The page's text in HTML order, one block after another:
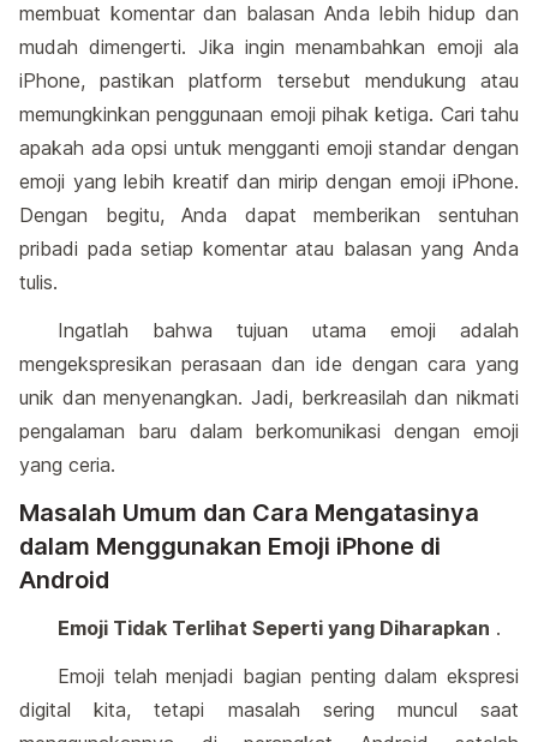
membuat komentar dan balasan Anda lebih hidup dan
mudah dimengerti. Jika ingin menambahkan emoji ala
iPhone, pastikan platform tersebut mendukung atau
memungkinkan penggunaan emoji pihak ketiga. Cari tahu
apakah ada opsi untuk mengganti emoji standar dengan
emoji yang lebih kreatif dan mirip dengan emoji iPhone.
Dengan begitu, Anda dapat memberikan sentuhan
pribadi pada setiap komentar atau balasan yang Anda
tulis.
Ingatlah bahwa tujuan utama emoji adalah
mengekspresikan perasaan dan ide dengan cara yang
unik dan menyenangkan. Jadi, berkreasilah dan nikmati
pengalaman baru dalam berkomunikasi dengan emoji
yang ceria.
Masalah Umum dan Cara Mengatasinya
dalam Menggunakan Emoji iPhone di
Android
Emoji Tidak Terlihat Seperti yang Diharapkan .
Emoji telah menjadi bagian penting dalam ekspresi
digital kita, tetapi masalah sering muncul saat